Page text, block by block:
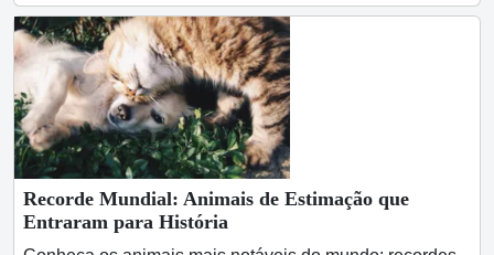
Recorde Mundial: Animais de Estimação que
Entraram para História